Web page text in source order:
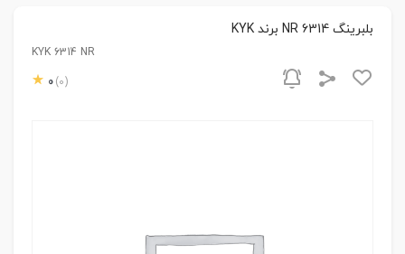
بلبرینگ 6314 NR برند KYK
KYK 6314 NR
0 (0)